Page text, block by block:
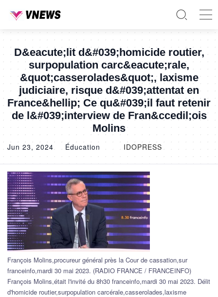
D&eacute;lit d&#039;homicide routier,
surpopulation carc&eacute;rale,
&quot;casserolades&quot;, laxisme
judiciaire, risque d&#039;attentat en
France&hellip; Ce qu&#039;il faut retenir
de l&#039;interview de Fran&ccedil;ois
Molins
Jun 23, 2024 Éducation IDOPRESS
François Molins,procureur général près la Cour de cassation,sur
franceinfo,mardi 30 mai 2023. (RADIO FRANCE / FRANCEINFO)
François Molins,était l'invité du 8h30 franceinfo,mardi 30 mai 2023. Délit
d'homicide routier,surpopulation carcérale,casserolades,laxisme